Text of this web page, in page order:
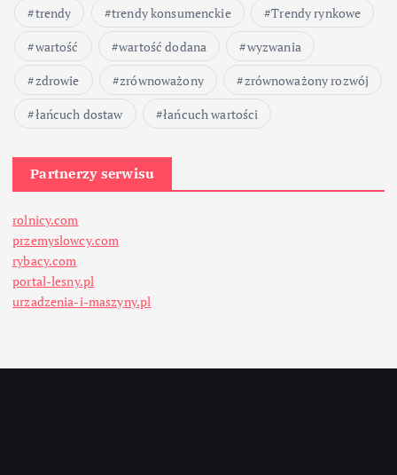
trendy
trendy konsumenckie
Trendy rynkowe
wartość
wartość dodana
wyzwania
zdrowie
zrównoważony
zrównoważony rozwój
łańcuch dostaw
łańcuch wartości
Partnerzy serwisu
rolnicy.com
przemyslowcy.com
rybacy.com
portal-lesny.pl
urzadzenia-i-maszyny.pl